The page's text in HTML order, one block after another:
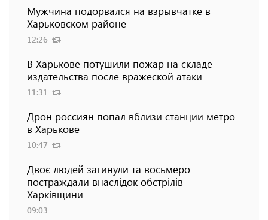
Мужчина подорвался на взрывчатке в
Харьковском районе
12:26
В Харькове потушили пожар на складе
издательства после вражеской атаки
11:31
Дрон россиян попал вблизи станции метро
в Харькове
10:47
Двоє людей загинули та восьмеро
постраждали внаслідок обстрілів
Харківщини
09:03